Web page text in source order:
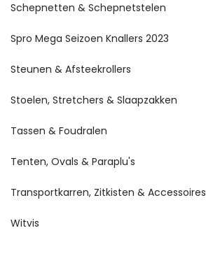
Schepnetten & Schepnetstelen
Spro Mega Seizoen Knallers 2023
Steunen & Afsteekrollers
Stoelen, Stretchers & Slaapzakken
Tassen & Foudralen
Tenten, Ovals & Paraplu's
Transportkarren, Zitkisten & Accessoires
Witvis